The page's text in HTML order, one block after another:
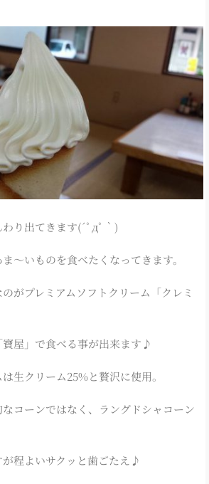
り出てきます(´ﾟдﾟ｀)
～いものを食べたくなってきます。
がプレミアムソフトクリーム「クレミ
屋」で食べる事が出来ます♪
生クリーム25%と贅沢に使用。
コーンではなく、ラングドシャコーン
程よいサクッと歯ごたえ♪